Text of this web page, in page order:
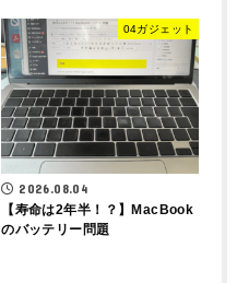
04ガジェット
2026.08.04
【寿命は2年半！？】MacBook
のバッテリー問題